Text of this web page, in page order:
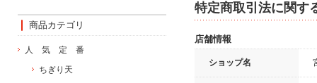
特定商取引法に関す
店舗情報
ショップ名
商品カテゴリ
人 気 定 番
ちぎり天